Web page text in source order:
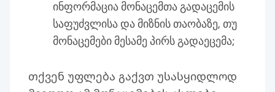
ინფორმაცია მონაცემთა გადაცემის
საფუძვლისა და მიზნის თაობაზე, თუ
მონაცემები მესამე პირს გადაეცემა;
თქვენ უფლება გაქვთ უსასყიდლოდ